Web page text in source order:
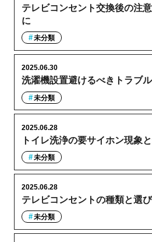
テレビコンセント交換後の注
に
未分類
洗濯機設置避けるべきトラブ
2025.06.30
未分類
トイレ洗浄の要サイホン現象
2025.06.28
未分類
テレビコンセントの種類と選
2025.06.28
未分類